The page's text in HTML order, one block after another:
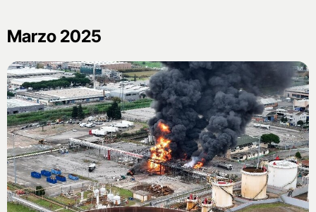
Marzo 2025